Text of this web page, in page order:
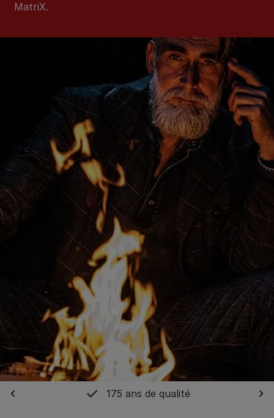
MatriX.
175 ans de qualité